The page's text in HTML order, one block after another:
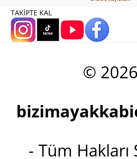
TAKİPTE KAL
© 2026
- Tüm Hakları